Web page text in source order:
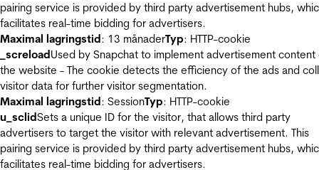
pairing service is provided by third party advertisement hubs,
facilitates real-time bidding for advertisers.
Maximal lagringstid: 13 månaderTyp: HTTP-cookie
_screloadUsed by Snapchat to implement advertisement content
the website - The cookie detects the efficiency of the ads and
visitor data for further visitor segmentation.
Maximal lagringstid: SessionTyp: HTTP-cookie
u_sclidSets a unique ID for the visitor, that allows third party
advertisers to target the visitor with relevant advertisement. This
pairing service is provided by third party advertisement hubs,
facilitates real-time bidding for advertisers.